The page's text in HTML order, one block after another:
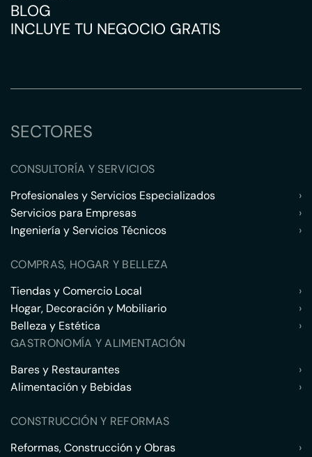
BLOG
INCLUYE TU NEGOCIO GRATIS
SECTORES
CONSULTORÍA Y SERVICIOS
Profesionales y Servicios Especializados
›
Servicios para Empresas
›
Ingeniería y Servicios Técnicos
›
COMPRAS, HOGAR Y BELLEZA
Tiendas y Comercio Local
›
Hogar, Decoración y Mobiliario
›
Belleza y Estética
›
GASTRONOMÍA Y ALIMENTACIÓN
Bares y Restaurantes
›
Alimentación y Bebidas
›
CONSTRUCCIÓN Y REFORMAS
Reformas, Construcción y Obras
›